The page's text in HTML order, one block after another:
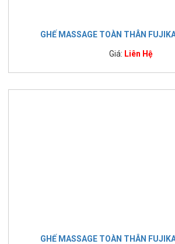
GHẾ MASSAGE TOÀN THÂN
Giá: Liên Hệ
GHẾ MASSAGE TOÀN THÂN